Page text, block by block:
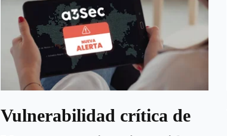
Vulnerabilidad crítica de